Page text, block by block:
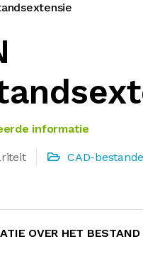
informatie
CAD-
OVER HET BESTAND